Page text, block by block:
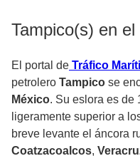
Tampico(s) en
El portal de Tráfico
petrolero Tampico se
México. Su eslora es de
ligeramente superior a
breve levante el áncora
Coatzacoalcos,